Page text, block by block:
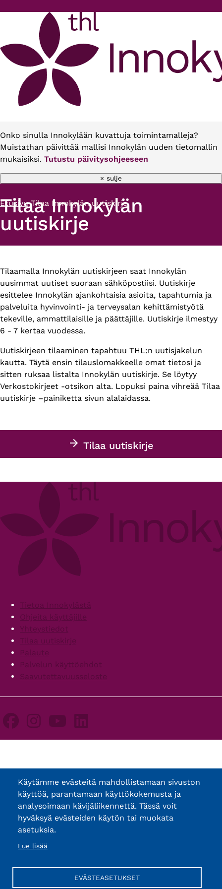
Onko sinulla Innokylään kuvattuja toimintamalleja?
Muistathan päivittää mallisi Innokylän uuden tietomallin
mukaisiksi. Tutustu päivitysohjeeseen
× sulje
Murupolku
Etusivu Tilaa Innokylän uutiskirje
Tilaa Innokylän
uutiskirje
Tilaamalla Innokylän uutiskirjeen saat Innokylän
uusimmat uutiset suoraan sähköpostiisi. Uutiskirje
esittelee Innokylän ajankohtaisia asioita, tapahtumia ja
palveluita hyvinvointi- ja terveysalan kehittämistyötä
tekeville, ammattilaisille ja päättäjille. Uutiskirje ilmestyy
6 - 7 kertaa vuodessa.
Uutiskirjeen tilaaminen tapahtuu THL:n uutisjakelun
kautta. Täytä ensin tilauslomakkeelle omat tietosi ja
sitten ruksaa listalta Innokylän uutiskirje. Se löytyy
Verkostokirjeet -otsikon alta. Lopuksi paina vihreää Tilaa
uutiskirje –painiketta sivun alalaidassa.
Tilaa uutiskirje
FooterTietoa Innokylästä
Ohjeita käyttäjille
Yhteystiedot
Tilaa uutiskirje
Palaute
Palvelun käyttöehdot
Saavutettavuusseloste
Käytämme evästeitä mahdollistamaan sivuston
käyttöä, parantamaan käyttökokemusta ja
analysoimaan kävijäliikennettä. Tässä voit
hyväksyä evästeiden käytön tai muokata
asetuksia.
Lue lisää
EVÄSTEASETUKSET